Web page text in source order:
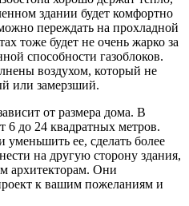
здании будет комфортно
переждать на прохладной
тоже будет не очень жарко за
способности газоблоков.
воздухом, который не
или замерзший.
от размера дома. В
6 до 24 квадратных метров.
ее, сделать более
на другую сторону здания,
архитекторам. Они
к вашим пожеланиям и